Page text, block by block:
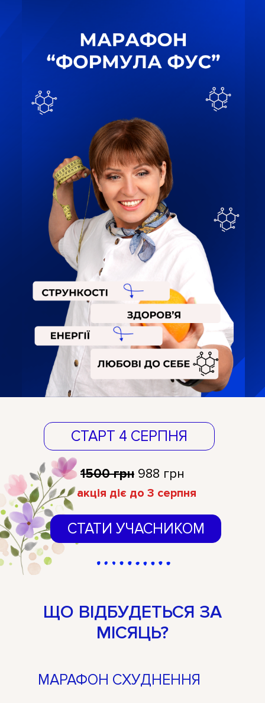
СТАРТ 4 СЕРПНЯ
1500 грн 988 грн
акція діє до 3 серпня
СТАТИ УЧАСНИКОМ
ЩО ВІДБУДЕТЬСЯ ЗА
МІСЯЦЬ?
МАРАФОН СХУДНЕННЯ